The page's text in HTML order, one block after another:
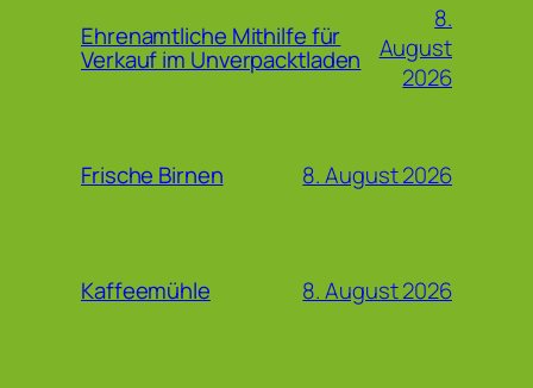
Ehrenamtliche Mithilfe für
Verkauf im Unverpacktladen
8.
August
2026
Frische Birnen 8. August 2026
Kaffeemühle 8. August 2026